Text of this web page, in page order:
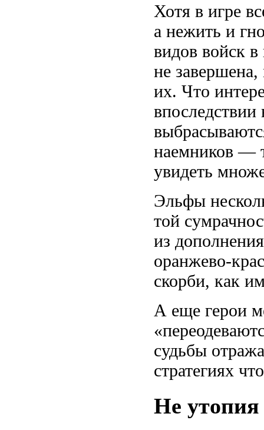
Хотя в игре
а нежить и
видов войск в
не
их. Что
наемников —
увидеть
Эльфы
той
из
оранжево-
скорби, как
А еще герои
судьбы
стратегиях
Не утопия